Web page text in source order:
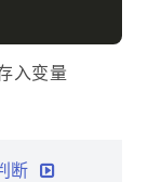
入变量
断